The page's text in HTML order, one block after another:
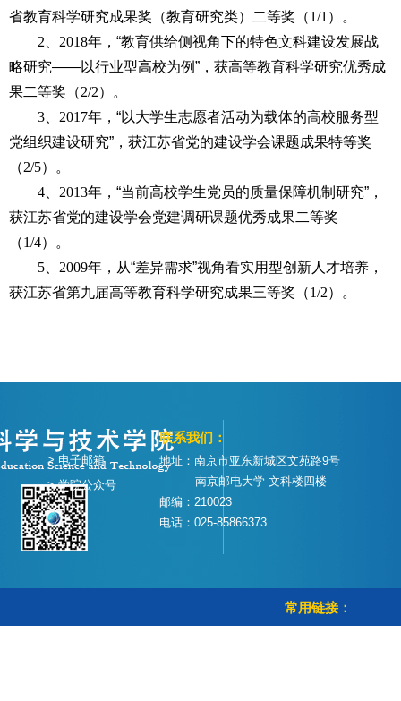
省教育科学研究成果奖（教育研究类）二等奖（1/1 ）。
2
2018年，“教育供给侧视角下的特色文科建设发展战
略研究——以行业型高校为例”，获高等教育科学研究优秀成
果二等奖（2/2）。
3
2017年，“以大学生志愿者活动为载体的高校服务型
党组织建设研究”，获江苏省党的建设学会课题成果特等奖
（2/5）。
4
2013年，“当前高校学生党员的质量保障机制研究”，
获江苏省党的建设学会党建调研课题优秀成果二等奖
（1/4）。
5
2009年，从“差异需求”视角看实用型创新人才培养，
获江苏省第九届高等教育科学研究成果三等奖（1/2）。
联系我们：
地址：南京市亚东新城区文苑路9号
南京邮电大学 文科楼四楼
邮编：210023
电话：025-85866373
> 电子邮箱
> 学院公众号
常用链接：